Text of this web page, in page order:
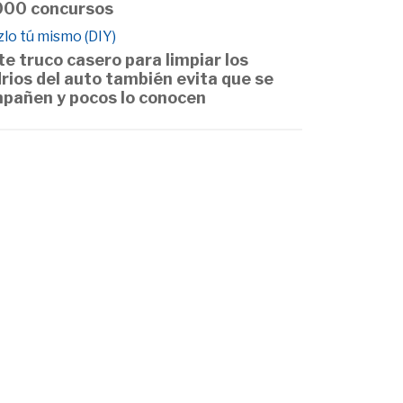
concursos
tú mismo (DIY)
truco casero para limpiar los
del auto también evita que se
y pocos lo conocen